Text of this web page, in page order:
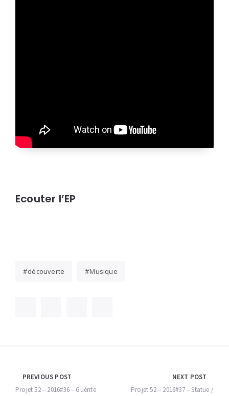
Ecouter l’EP
découverte Musique
Navigation
PREVIOUS POST
Projet 52 – 2016#36 – Guérite
NEXT POST
Projet 52 – 2016#37 – Statue /